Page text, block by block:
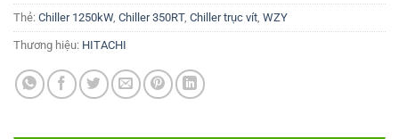
Thẻ: Chiller 1250kW, Chiller 350RT, Chiller trục vít WZY
Thương hiệu: HITACHI